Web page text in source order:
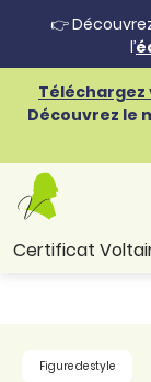
👉
l’
Téléchargez
Découvrez le
Certificat
Figure de style